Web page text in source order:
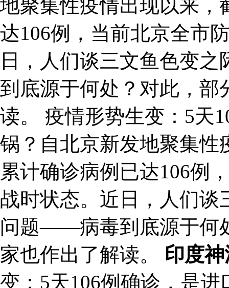
地聚集性疫情出现以来，
达106例，当前北京全市
日，人们谈三文鱼色变
到底源于何处？对此，部
读。 疫情形势生变：5天
锅？自北京新发地聚集性
累计确诊病例已达106例
战时状态。近日，人们谈
问题——病毒到底源于何
家也作出了解读。 印度
变：5天106例确诊，是